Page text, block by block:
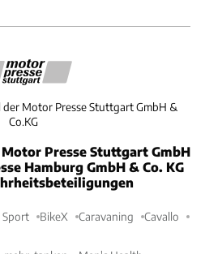
der Motor Presse Stuttgart GmbH &
Co.KG
Presse Stuttgart GmbH
Hamburg GmbH & Co. KG
BikeX Caravaning Cavallo